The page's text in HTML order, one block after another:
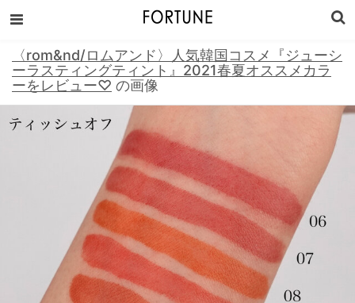
〈rom&nd/ロムアンド〉人気韓国コスメ『ジューシ
ーラスティングティント』2021春夏オススメカラ
ーをレビュー♡ の画像